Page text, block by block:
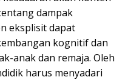
dampak
eksplisit dapat
kognitif dan
anak dan remaja. Oleh
harus menyadari